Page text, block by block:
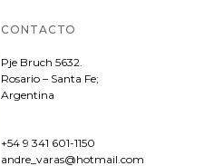
CONTACTO
Pje Bruch 5632.
Rosario – Santa Fe;
Argentina
+54 9 341 601-1150
andre_varas@hotmail.com